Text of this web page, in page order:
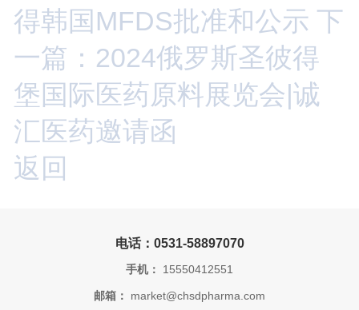
得韩国MFDS批准和公示 下
一篇：2024俄罗斯圣彼得
堡国际医药原料展览会|诚
汇医药邀请函
返回
电话：0531-58897070
手机： 15550412551
邮箱： market@chsdpharma.com